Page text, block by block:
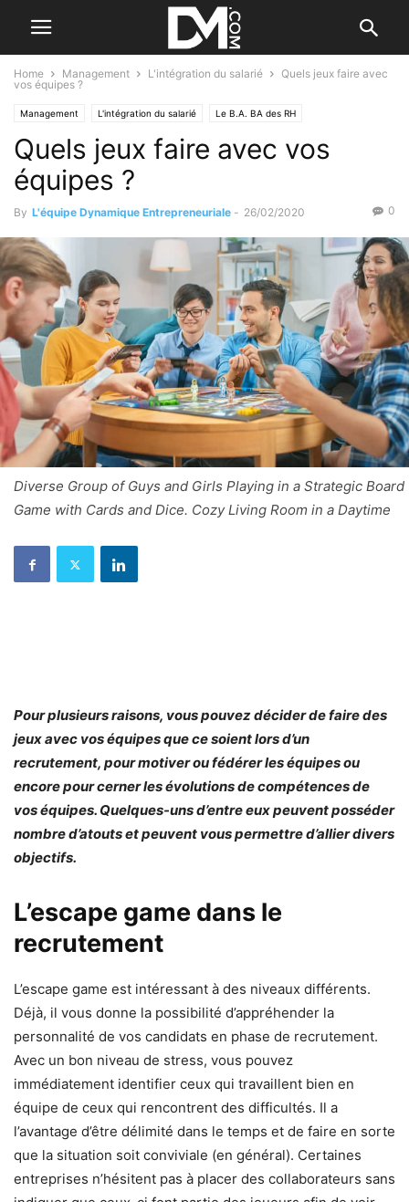
Home Management L'intégration du salarié
Quels jeux faire avec
vos équipes ?
Management L'intégration du salarié Le B.A. BA des RH
Quels jeux faire avec vos
équipes ?
By L'équipe Dynamique Entrepreneuriale - 26/02/2020 0
Diverse Group of Guys and Girls Playing in a Strategic Board
Game with Cards and Dice. Cozy Living Room in a Daytime
Pour plusieurs raisons, vous pouvez décider de faire des
jeux avec vos équipes que ce soient lors d’un
recrutement, pour motiver ou fédérer les équipes ou
encore pour cerner les évolutions de compétences de
vos équipes. Quelques-uns d’entre eux peuvent posséder
nombre d’atouts et peuvent vous permettre d’allier divers
objectifs.
L’escape game dans le
recrutement
L’escape game est intéressant à des niveaux différents.
Déjà, il vous donne la possibilité d’appréhender la
personnalité de vos candidats en phase de recrutement.
Avec un bon niveau de stress, vous pouvez
immédiatement identifier ceux qui travaillent bien en
équipe de ceux qui rencontrent des difficultés. Il a
l’avantage d’être délimité dans le temps et de faire en sorte
que la situation soit conviviale (en général). Certaines
entreprises n’hésitent pas à placer des collaborateurs sans